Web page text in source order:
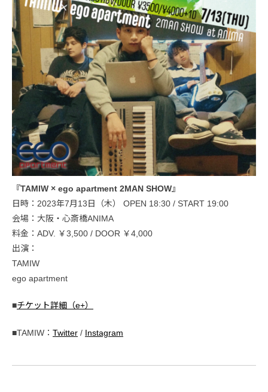
『TAMIW × ego apartment 2MAN SHOW』
日時：2023年7月13日（木） OPEN 18:30 / START 19:00
会場：大阪・心斎橋ANIMA
料金：ADV. ￥3,500 / DOOR ￥4,000
出演：
TAMIW
ego apartment
■チケット詳細（e+）
■TAMIW： Twitter / Instagram